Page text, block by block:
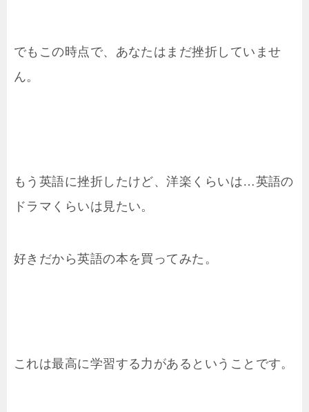
でもこの時点で、あなたはまだ挫折していませ
ん。
もう英語に挫折したけど、洋楽くらいは…英語の
ドラマくらいは見たい。
好きだから英語の本を買ってみた。
これは最高に学習する力があるということです。